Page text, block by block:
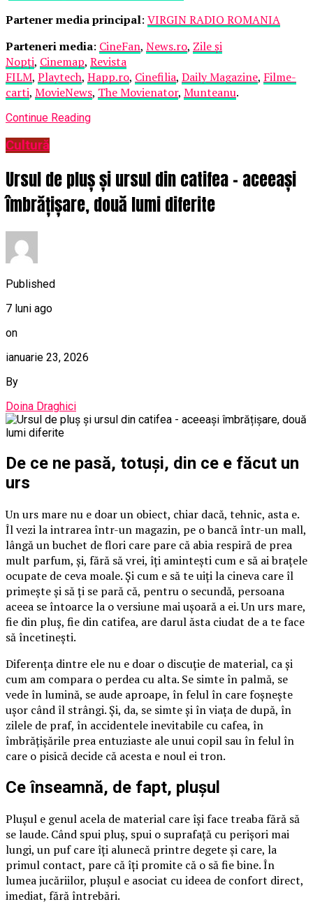
Partener media principal: VIRGIN RADIO ROMANIA
Parteneri media: CineFan, News.ro, Zile și
Nopți, Cinemap, Revista
FILM, Playtech, Happ.ro, Cinefilia, Daily Magazine, Filme-
carti, MovieNews, The Movienator, Munteanu.
Continue Reading
Cultură
Ursul de pluș și ursul din catifea – aceeași
îmbrățișare, două lumi diferite
Published
7 luni ago
on
ianuarie 23, 2026
By
Doina Draghici
De ce ne pasă, totuși, din ce e făcut un
urs
Un urs mare nu e doar un obiect, chiar dacă, tehnic, asta e.
Îl vezi la intrarea într-un magazin, pe o bancă într-un mall,
lângă un buchet de flori care pare că abia respiră de prea
mult parfum, și, fără să vrei, îți amintești cum e să ai brațele
ocupate de ceva moale. Și cum e să te uiți la cineva care îl
primește și să ți se pară că, pentru o secundă, persoana
aceea se întoarce la o versiune mai ușoară a ei. Un urs mare,
fie din pluș, fie din catifea, are darul ăsta ciudat de a te face
să încetinești.
Diferența dintre ele nu e doar o discuție de material, ca și
cum am compara o perdea cu alta. Se simte în palmă, se
vede în lumină, se aude aproape, în felul în care foșnește
ușor când îl strângi. Și, da, se simte și în viața de după, în
zilele de praf, în accidentele inevitabile cu cafea, în
îmbrățișările prea entuziaste ale unui copil sau în felul în
care o pisică decide că acesta e noul ei tron.
Ce înseamnă, de fapt, plușul
Plușul e genul acela de material care își face treaba fără să
se laude. Când spui pluș, spui o suprafață cu perișori mai
lungi, un puf care îți alunecă printre degete și care, la
primul contact, pare că îți promite că o să fie bine. În
lumea jucăriilor, plușul e asociat cu ideea de confort direct,
imediat, fără întrebări.